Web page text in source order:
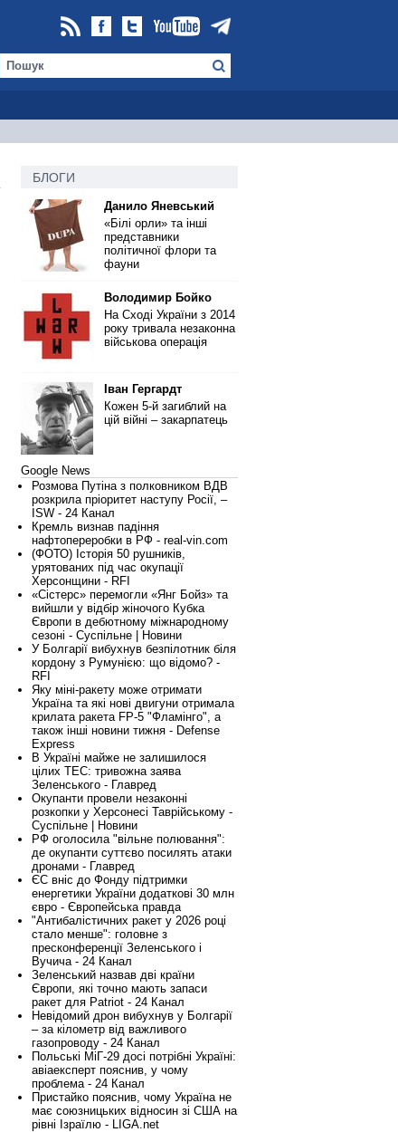
БЛОГИ
Данило Яневський
«Білі орли» та інші
представники
політичної флори та
фауни
Володимир Бойко
На Сході України з 2014
року тривала незаконна
військова операція
Іван Гергардт
Кожен 5-й загиблий на
цій війні – закарпатець
Google News
Розмова Путіна з полковником ВДВ
розкрила пріоритет наступу Росії, –
ISW - 24 Канал
Кремль визнав падіння
нафтопереробки в РФ - real-vin.com
(ФОТО) Історія 50 рушників,
урятованих під час окупації
Херсонщини - RFI
«Сістерс» перемогли «Янг Бойз» та
вийшли у відбір жіночого Кубка
Європи в дебютному міжнародному
сезоні - Суспільне | Новини
У Болгарії вибухнув безпілотник біля
кордону з Румунією: що відомо? -
RFI
Яку міні-ракету може отримати
Україна та які нові двигуни отримала
крилата ракета FP-5 "Фламінго", а
також інші новини тижня - Defense
Express
В Україні майже не залишилося
цілих ТЕС: тривожна заява
Зеленського - Главред
Окупанти провели незаконні
розкопки у Херсонесі Таврійському -
Суспільне | Новини
РФ оголосила "вільне полювання":
де окупанти суттєво посилять атаки
дронами - Главред
ЄС вніс до Фонду підтримки
енергетики України додаткові 30 млн
євро - Європейська правда
"Антибалістичних ракет у 2026 році
стало менше": головне з
пресконференції Зеленського і
Вучича - 24 Канал
Зеленський назвав дві країни
Європи, які точно мають запаси
ракет для Patriot - 24 Канал
Невідомий дрон вибухнув у Болгарії
– за кілометр від важливого
газопроводу - 24 Канал
Польські МіГ-29 досі потрібні Україні:
авіаексперт пояснив, у чому
проблема - 24 Канал
Пристайко пояснив, чому Україна не
має союзницьких відносин зі США на
рівні Ізраїлю - LIGA.net